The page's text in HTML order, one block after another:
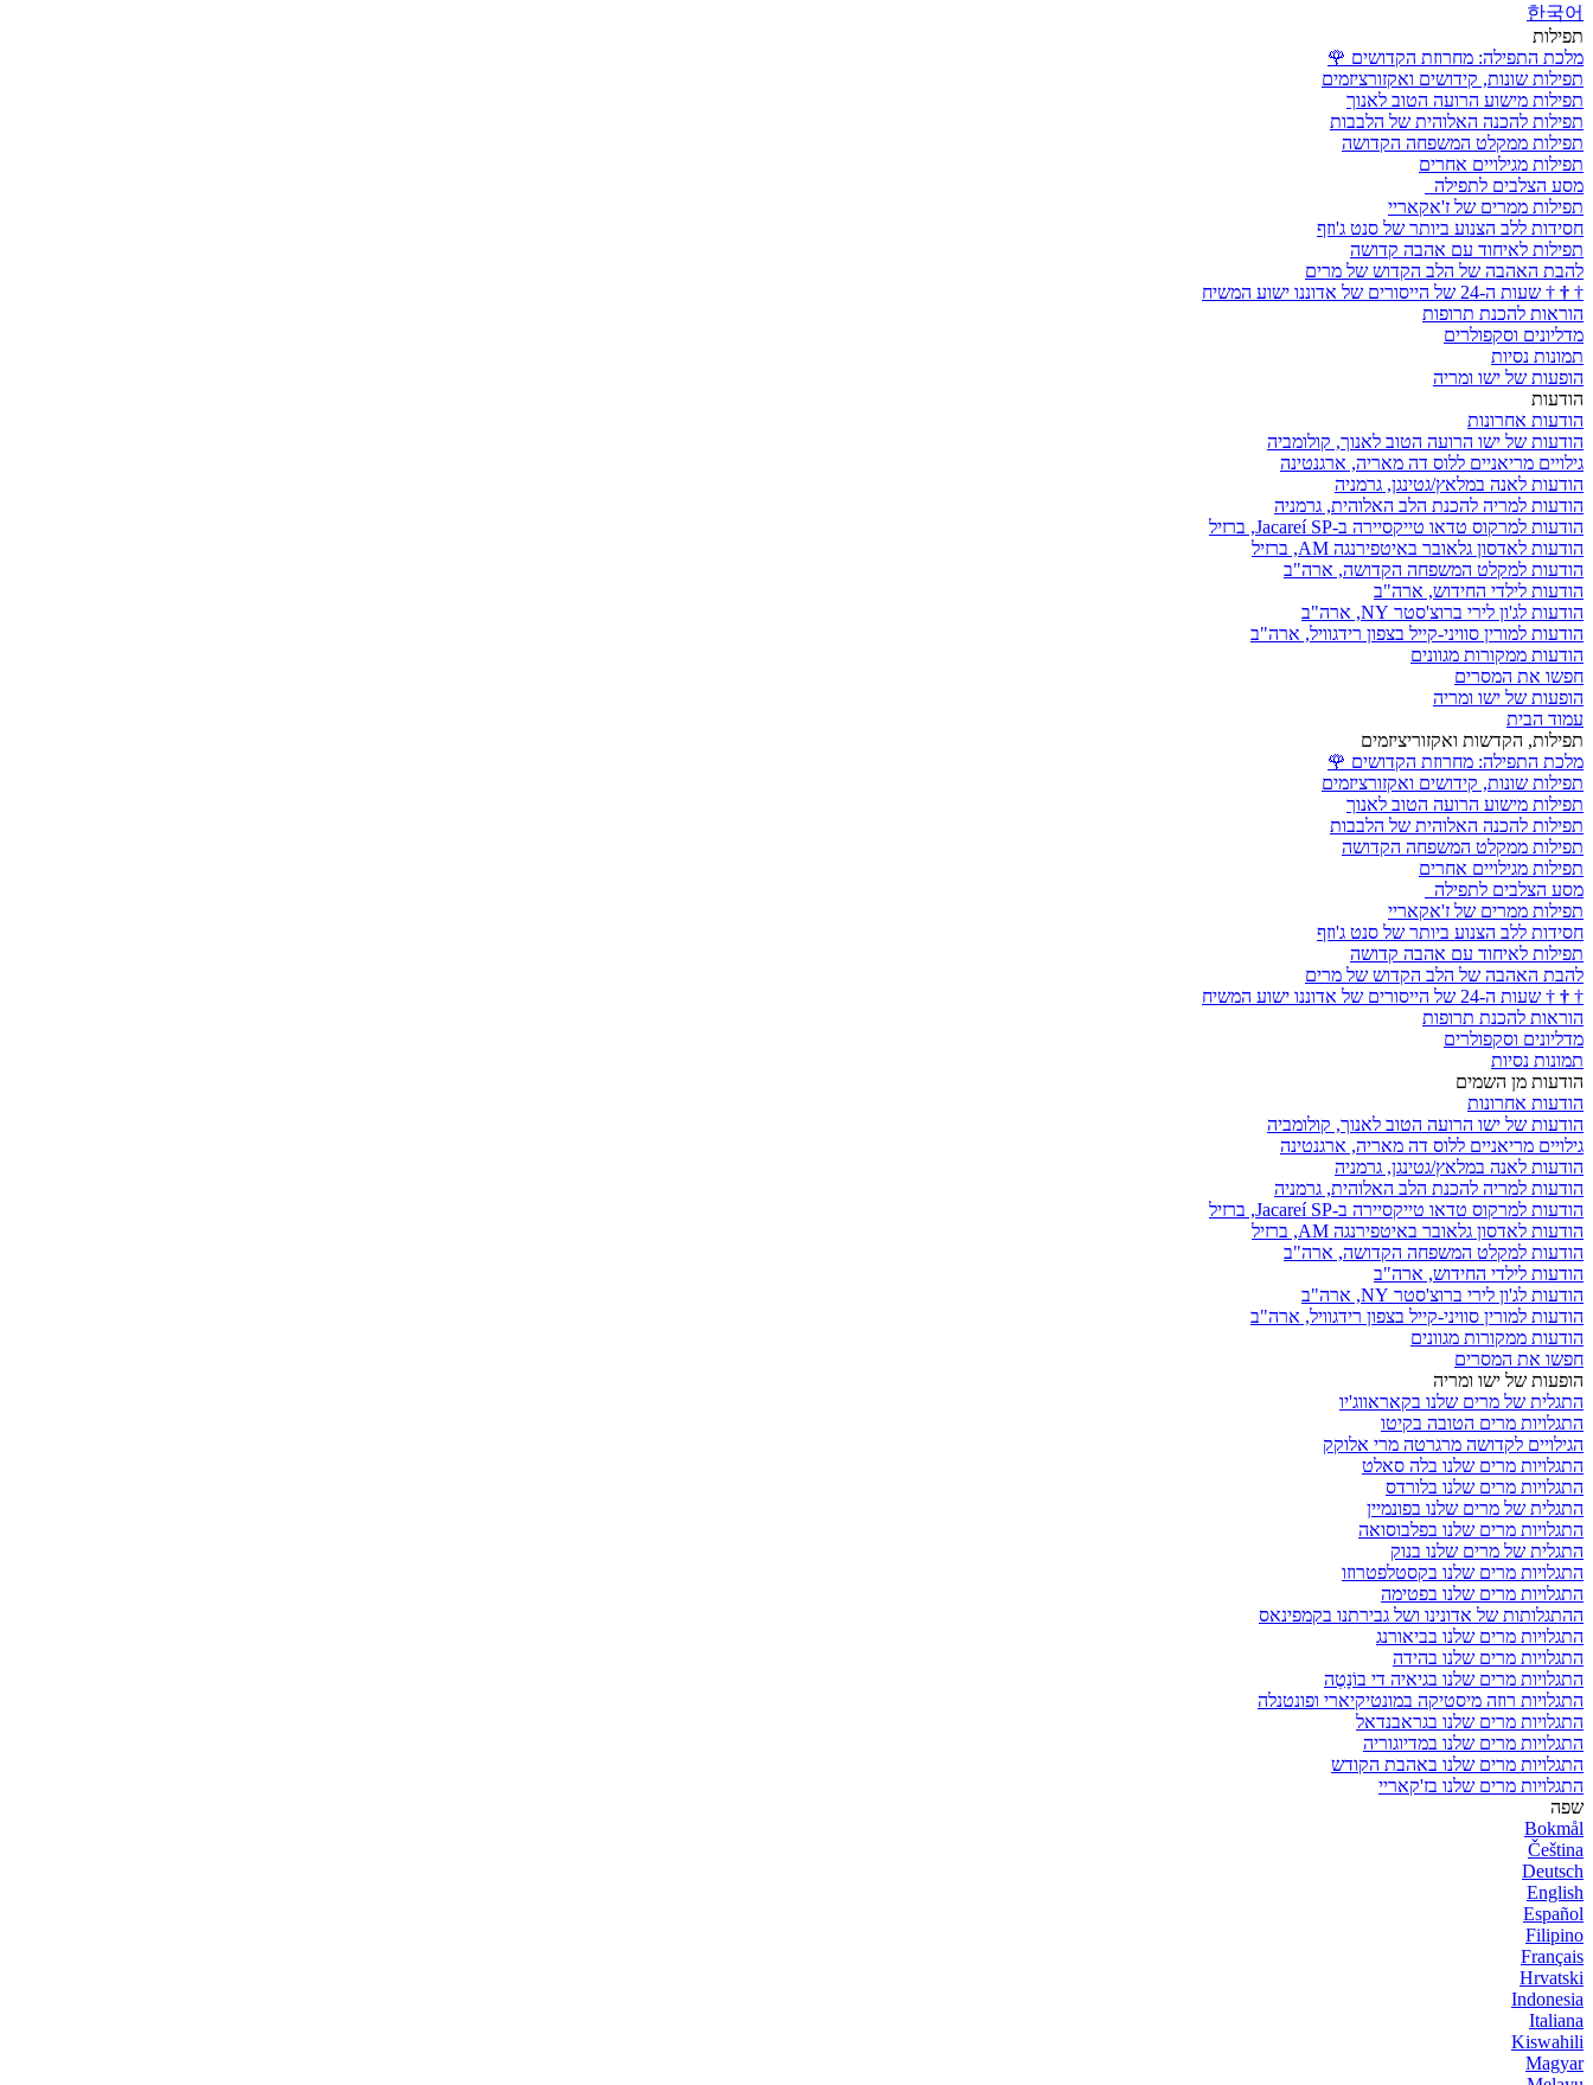
한국어
תפילות
מלכת התפילה: מחרוזת הקדושים 🌹
תפילות שונות, קידושים ואקזורציזמים
תפילות מישוע הרועה הטוב לאנוך
תפילות להכנה האלוהית של הלבבות
תפילות ממקלט המשפחה הקדושה
תפילות מגילויים אחרים
מסע הצלבים לתפילה
תפילות ממרים של ז'אקאריי
חסידות ללב הצנוע ביותר של סנט ג'וזף
תפילות לאיחוד עם אהבה קדושה
להבת האהבה של הלב הקדוש של מרים
†
†
† שעות ה-24 של הייסורים של אדוננו ישוע המשיח
הוראות להכנת תרופות
מדליונים וסקפולרים
תמונות נסיות
הופעות של ישו ומריה
הודעות
הודעות אחרונות
הודעות של ישו הרועה הטוב לאנוך, קולומביה
גילויים מריאניים ללוס דה מאריה, ארגנטינה
הודעות לאנה במלאץ/גטינגן, גרמניה
הודעות למריה להכנת הלב האלוהית, גרמניה
הודעות למרקוס טדאו טייקסיירה ב-Jacareí SP, ברזיל
הודעות לאדסון גלאובר באיטפירנגה AM, ברזיל
הודעות למקלט המשפחה הקדושה, ארה"ב
הודעות לילדי החידוש, ארה"ב
הודעות לג'ון לירי ברוצ'סטר NY, ארה"ב
הודעות למורין סוויני-קייל בצפון רידגוויל, ארה"ב
הודעות ממקורות מגוונים
חפשו את המסרים
הופעות של ישו ומריה
עמוד הבית
תפילות, הקדשות ואקזוריציזמים
מלכת התפילה: מחרוזת הקדושים 🌹
תפילות שונות, קידושים ואקזורציזמים
תפילות מישוע הרועה הטוב לאנוך
תפילות להכנה האלוהית של הלבבות
תפילות ממקלט המשפחה הקדושה
תפילות מגילויים אחרים
מסע הצלבים לתפילה
תפילות ממרים של ז'אקאריי
חסידות ללב הצנוע ביותר של סנט ג'וזף
תפילות לאיחוד עם אהבה קדושה
להבת האהבה של הלב הקדוש של מרים
†
†
† שעות ה-24 של הייסורים של אדוננו ישוע המשיח
הוראות להכנת תרופות
מדליונים וסקפולרים
תמונות נסיות
הודעות מן השמים
הודעות אחרונות
הודעות של ישו הרועה הטוב לאנוך, קולומביה
גילויים מריאניים ללוס דה מאריה, ארגנטינה
הודעות לאנה במלאץ/גטינגן, גרמניה
הודעות למריה להכנת הלב האלוהית, גרמניה
הודעות למרקוס טדאו טייקסיירה ב-Jacareí SP, ברזיל
הודעות לאדסון גלאובר באיטפירנגה AM, ברזיל
הודעות למקלט המשפחה הקדושה, ארה"ב
הודעות לילדי החידוש, ארה"ב
הודעות לג'ון לירי ברוצ'סטר NY, ארה"ב
הודעות למורין סוויני-קייל בצפון רידגוויל, ארה"ב
הודעות ממקורות מגוונים
חפשו את המסרים
הופעות של ישו ומריה
התגלית של מרים שלנו בקאראווג'יו
התגלויות מרים הטובה בקיטו
הגילויים לקדושה מרגרטה מרי אלוקק
התגלויות מרים שלנו בלה סאלט
התגלויות מרים שלנו בלורדס
התגלית של מרים שלנו בפונמיין
התגלויות מרים שלנו בפלבוסואה
התגלית של מרים שלנו בנוק
התגלויות מרים שלנו בקסטלפטרוזו
התגלויות מרים שלנו בפטימה
ההתגלותות של אדונינו ושל גבירתנו בקמפינאס
התגלויות מרים שלנו בביאורנג
התגלויות מרים שלנו בהידה
התגלויות מרים שלנו בגיאיה די בוֹנָטֶה
התגלויות רוזה מיסטיקה במונטיקיארי ופונטנלה
התגלויות מרים שלנו בגראבנדאל
התגלויות מרים שלנו במדיוגוריה
התגלויות מרים שלנו באהבת הקודש
התגלויות מרים שלנו בז'קאריי
שפה
Bokmål
Čeština
Deutsch
English
Español
Filipino
Français
Hrvatski
Indonesia
Italiana
Kiswahili
Magyar